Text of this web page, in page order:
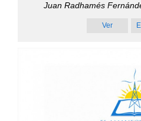
Juan Radhamés
Ver